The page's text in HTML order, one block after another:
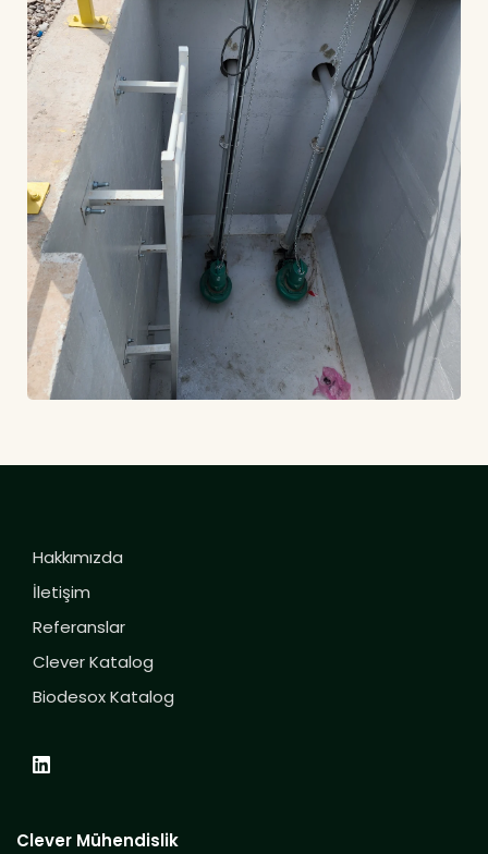
Hakkımızda
İletişim
Referanslar
Clever Katalog
Biodesox Katalog
Clever Mühendislik